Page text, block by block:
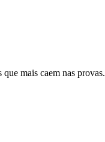
mais caem nas provas.